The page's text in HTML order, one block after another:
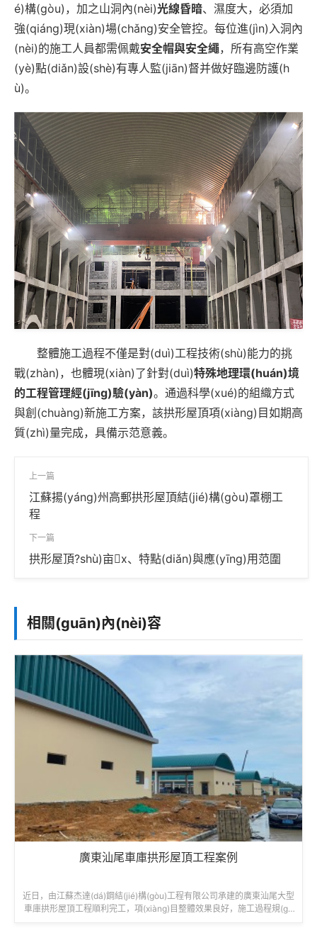
é)構(gòu)，加之山洞內(nèi)光線昏暗、濕度大，必須加
強(qiáng)現(xiàn)場(chǎng)安全管控。每位進(jìn)入洞內
(nèi)的施工人員都需佩戴安全帽與安全繩，所有高空作業
(yè)點(diǎn)設(shè)有專人監(jiān)督并做好臨邊防護(h
ù)。
整體施工過程不僅是對(duì)工程技術(shù)能力的挑
戰(zhàn)，也體現(xiàn)了針對(duì)特殊地理環(huán)境
的工程管理經(jīng)驗(yàn)。通過科學(xué)的組織方式
與創(chuàng)新施工方案，該拱形屋頂項(xiàng)目如期高
質(zhì)量完成，具備示范意義。
上一篇
江蘇揚(yáng)州高郵拱形屋頂結(jié)構(gòu)罩棚工
程
下一篇
拱形屋頂?shù)亩x、特點(diǎn)與應(yīng)用范圍
相關(guān)內(nèi)容
廣東汕尾車庫拱形屋頂工程案例
近日，由江蘇杰達(dá)鋼結(jié)構(gòu)工程有限公司承建的廣東汕尾大型
車庫拱形屋頂工程順利完工，項(xiàng)目整體效果良好，施工過程規(gu